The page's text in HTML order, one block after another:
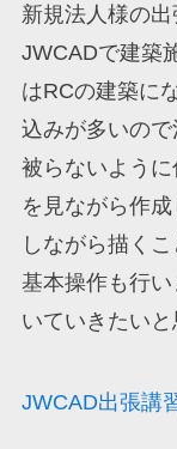
新規法人様の
JWCADで建築
はRCの建築に
込みが多いの
被らないよう
を見ながら作
しながら描く
基本操作も行
いていきたいと
JWCAD出張講